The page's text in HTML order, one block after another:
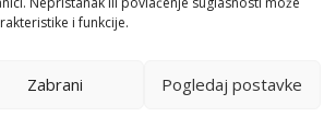
i funkcije.
Zabrani Pogledaj postavke
procedurę
gratisowych spinów.
użytkować z
znacznie więcej
własnych.
wygrywającej